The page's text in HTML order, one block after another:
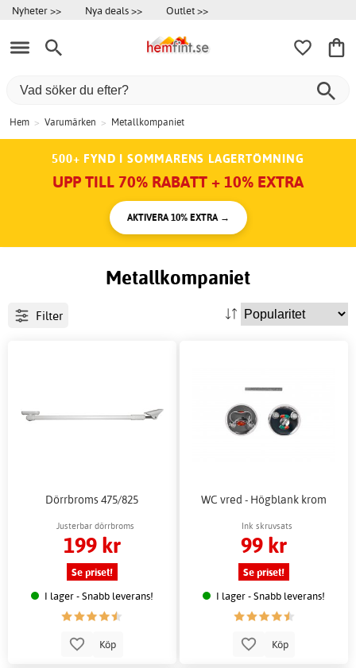
Nyheter >> Nya deals >> Outlet >>
Hem > Varumärken > Metallkompaniet
500+ FYND I SOMMARENS LAGERTÖMNING
UPP TILL 70% RABATT + 10% EXTRA
AKTIVERA 10% EXTRA →
Metallkompaniet
Filter
Dörrbroms 475/825
Justerbar dörrbroms
199 kr
Se priset!
I lager - Snabb leverans!
Köp
WC vred - Högblank krom
Ink skruvsats
99 kr
Se priset!
I lager - Snabb leverans!
Köp